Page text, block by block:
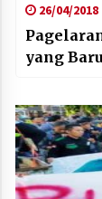
26/04/2018
yang